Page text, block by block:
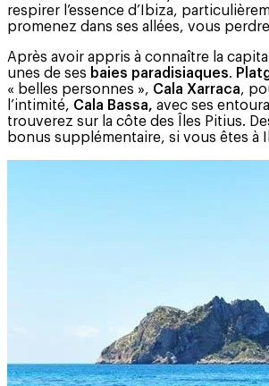
respirer l’essence d’Ibiza,
promenez dans ses allées, vous
Après avoir appris à connaître la
unes de ses baies paradisiaques.
« belles personnes », Cala Xarraca,
l’intimité, Cala Bassa, avec ses
trouverez sur la côte des Îles Pitius.
bonus supplémentaire, si vous êtes à